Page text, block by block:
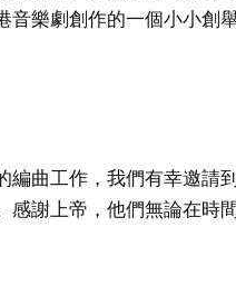
樂劇創作的一個小小創舉
編曲工作，我們有幸邀請
感謝上帝，他們無論在時